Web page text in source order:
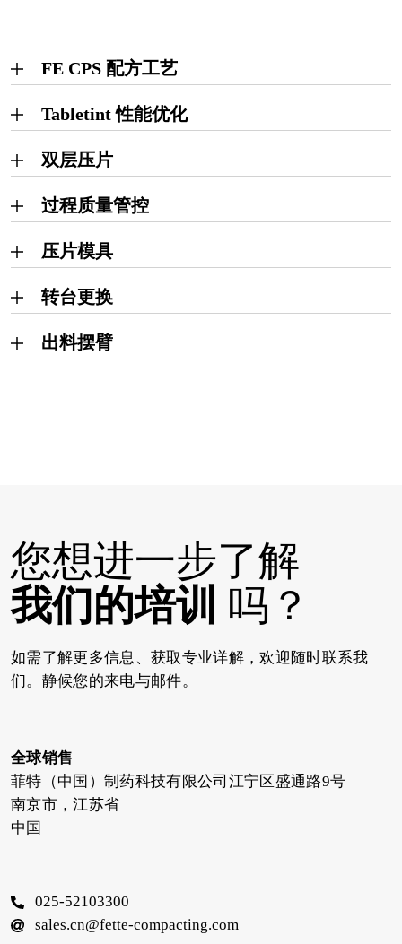
FE CPS 配方工艺
Tabletint 性能优化
双层压片
过程质量管控
压片模具
转台更换
出料摆臂
您想进一步了解
我们的培训 吗？
如需了解更多信息、获取专业详解，欢迎随时联系我
们。静候您的来电与邮件。
全球销售
菲特（中国）制药科技有限公司江宁区盛通路9号
南京市，江苏省
中国
025-52103300
sales.cn@fette-compacting.com